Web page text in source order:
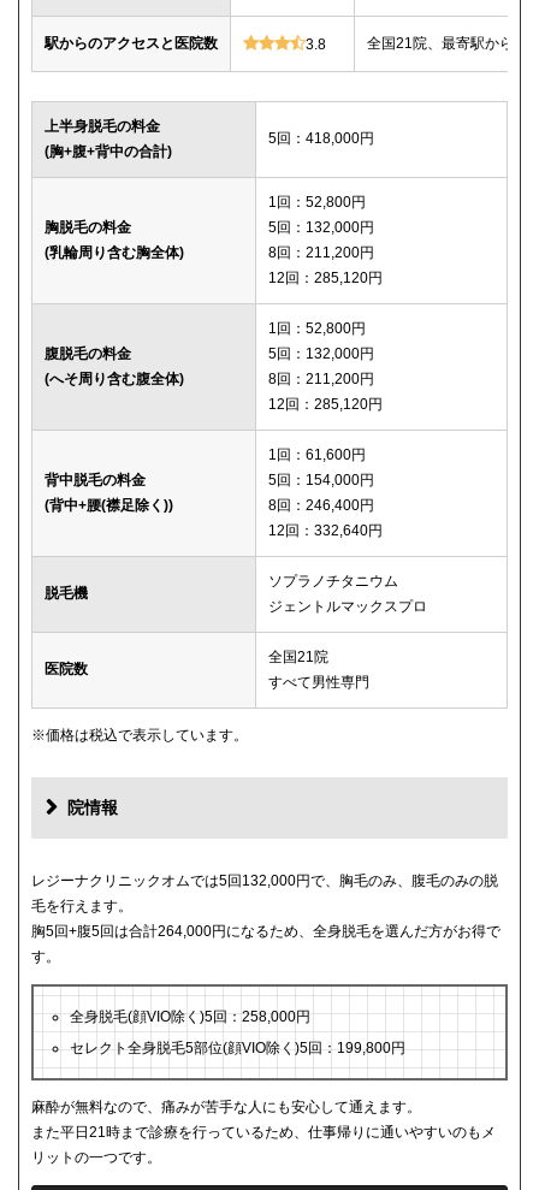
駅からのアクセスと医院数 3.8 全国21院、最寄駅から徒
上半身脱毛の料金
(胸+腹+背中の合計)
5回：418,000円
胸脱毛の料金
(乳輪周り含む胸全体)
1回：52,800円
5回：132,000円
8回：211,200円
12回：285,120円
腹脱毛の料金
(へそ周り含む腹全体)
1回：52,800円
5回：132,000円
8回：211,200円
12回：285,120円
背中脱毛の料金
(背中+腰(襟足除く))
1回：61,600円
5回：154,000円
8回：246,400円
12回：332,640円
脱毛機
ソプラノチタニウム
ジェントルマックスプロ
医院数
全国21院
すべて男性専門
※価格は税込で表示しています。
院情報
レジーナクリニックオムでは5回132,000円で、胸毛のみ、腹毛のみの脱
毛を行えます。
胸5回+腹5回は合計264,000円になるため、全身脱毛を選んだ方がお得で
す。
全身脱毛(顔VIO除く)5回：258,000円
セレクト全身脱毛5部位(顔VIO除く)5回：199,800円
麻酔が無料なので、痛みが苦手な人にも安心して通えます。
また平日21時まで診療を行っているため、仕事帰りに通いやすいのもメ
リットの一つです。